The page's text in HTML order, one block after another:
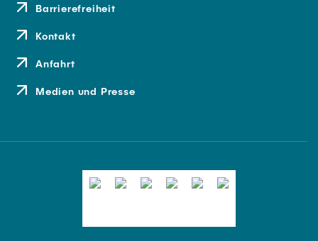
Barrierefreiheit
Kontakt
Anfahrt
Medien und Presse